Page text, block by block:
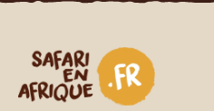
Safari en Afrique